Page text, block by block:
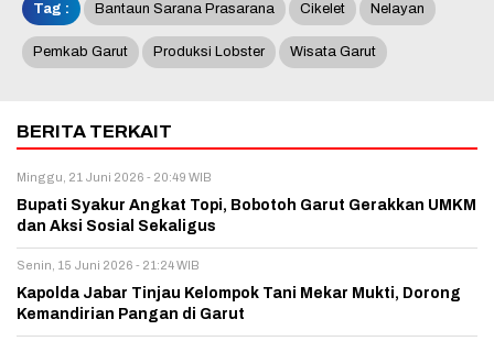
Tag : Bantaun Sarana Prasarana Cikelet Nelayan
Pemkab Garut Produksi Lobster Wisata Garut
BERITA TERKAIT
Minggu, 21 Juni 2026 - 20:49 WIB
Bupati Syakur Angkat Topi, Bobotoh Garut Gerakkan UMKM
dan Aksi Sosial Sekaligus
Senin, 15 Juni 2026 - 21:24 WIB
Kapolda Jabar Tinjau Kelompok Tani Mekar Mukti, Dorong
Kemandirian Pangan di Garut